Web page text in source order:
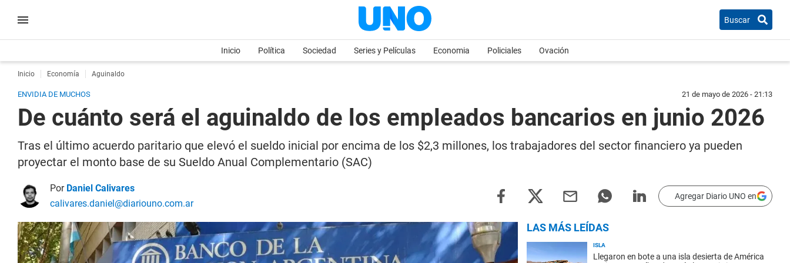
Buscar
Inicio Política Sociedad Series y Películas Economia Policiales Ovación
Inicio Economía Aguinaldo
ENVIDIA DE MUCHOS 21 de mayo de 2026 - 21:13
De cuánto será el aguinaldo de los empleados bancarios en junio 2026
Tras el último acuerdo paritario que elevó el sueldo inicial por encima de los $2,3 millones, los trabajadores del sector financiero ya pueden
proyectar el monto base de su Sueldo Anual Complementario (SAC)
Por Daniel Calivares
calivares.daniel@diariouno.com.ar
Agregar Diario UNO en
LAS MÁS LEÍDAS
ISLA
Llegaron en bote a una isla desierta de América